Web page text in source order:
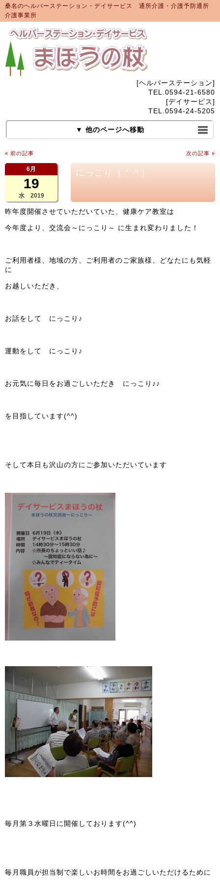
桑名のヘルパーステーション・デイサービス 通所介護・介護予防通所
介護事業所
[ヘルパーステーション]
TEL.0594-21-6580
[デイサービス]
TEL.0594-24-5205
▼ 他のページへ移動
« 前の記事 次の記事 »
6月
19
水 2019
にっこり（＾＾）
昨年度開催させていただいていた、健康ケア教室は
今年度より、交流会～にっこり～ に生まれ変わりました！
ご利用者様、地域の方、ご利用者のご家族様、どなたにも気軽
に
お越しいただき、
お話をして にっこり♪
運動をして にっこり♪
お元気に毎日をお過ごしいただき にっこり♪♪
を目指しています(^^)
そして本日も沢山の方にご参加いただいています
毎月第３水曜日に開催しております(^^)
毎月職員が担当制で楽しいお時間をお過ごしいただけるために